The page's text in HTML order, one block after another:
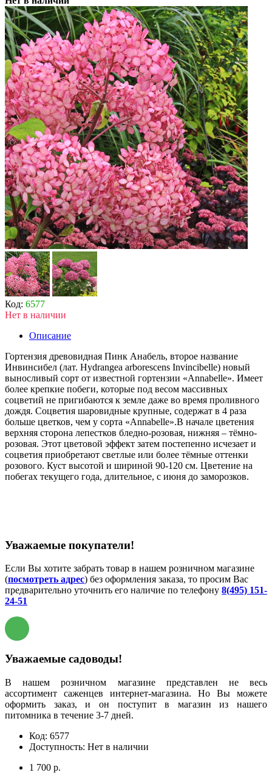
Код: 6577
Нет в наличии
Описание
Гортензия древовидная Пинк Анабель, второе название
Инвинсибел (лат. Hydrangea arborescens Invincibelle) новый
выносливый сорт от известной гортензии «Annabelle». Имеет
более крепкие побеги, которые под весом массивных
соцветий не пригибаются к земле даже во время проливного
дождя. Соцветия шаровидные крупные, содержат в 4 раза
больше цветков, чем у сорта «Annabelle».В начале цветения
верхняя сторона лепестков бледно-розовая, нижняя – тёмно-
розовая. Этот цветовой эффект затем постепенно исчезает и
соцветия приобретают светлые или более тёмные оттенки
розового. Куст высотой и шириной 90-120 см. Цветение на
побегах текущего года, длительное, с июня до заморозков.
Уважаемые покупатели!
Если Вы хотите забрать товар в нашем розничном магазине
(посмотреть адрес) без оформления заказа, то просим Вас
предварительно уточнить его наличие по телефону 8(495) 151-
24-51
Уважаемые садоводы!
В нашем розничном магазине представлен не весь
ассортимент саженцев интернет-магазина. Но Вы можете
оформить заказ, и он поступит в магазин из нашего
питомника в течение 3-7 дней.
Код: 6577
Доступность: Нет в наличии
1 700 р.